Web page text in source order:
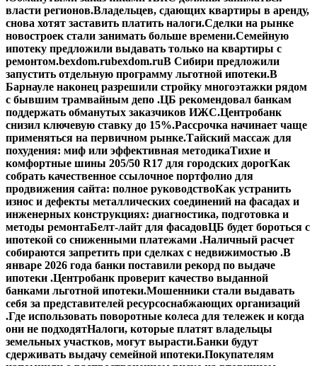
власти регионов.Владельцев, сдающих квартиры в аренду,
снова хотят заставить платить налоги.Сделки на рынке
новостроек стали занимать больше времени.Семейную
ипотеку предложили выдавать только на квартиры с
ремонтом.bexdom.rubexdom.ruВ Сибири предложили
запустить отдельную программу льготной ипотеки.В
Барнауле наконец разрешили стройку многоэтажки рядом
с бывшим трамвайным депо .ЦБ рекомендовал банкам
поддержать обманутых заказчиков ИЖС.Центробанк
снизил ключевую ставку до 15%.Рассрочка начинает чаще
применяться на первичном рынке.Тайский массаж для
похудения: миф или эффективная методикаТихие и
комфортные шины 205/50 R17 для городских дорогКак
собрать качественное ссылочное портфолио для
продвижения сайта: полное руководствоКак устранить
износ и дефекты металлических соединений на фасадах и
инженерных конструкциях: диагностика, подготовка и
методы ремонтаБелт-лайт для фасадовЦБ будет бороться с
ипотекой со сниженными платежами .Наличный расчет
собираются запретить при сделках с недвижимостью .В
январе 2026 года банки поставили рекорд по выдаче
ипотеки .Центробанк проверит качество выданной
банками льготной ипотеки.Мошенники стали выдавать
себя за представителей ресурсоснабжающих организаций
.Где использовать поворотные колеса для тележек и когда
они не подходятНалоги, которые платят владельцы
земельных участков, могут вырасти.Банки будут
сдерживать выдачу семейной ипотеки.Покупателям